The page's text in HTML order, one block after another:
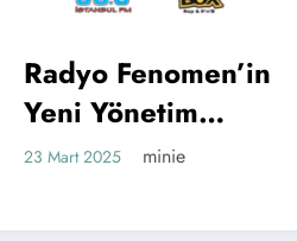
Radyo Gol’ün Sahibi
Göz altında!
minie